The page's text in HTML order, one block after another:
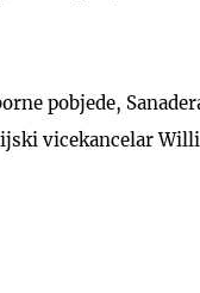
pobjede,
vicekancelar